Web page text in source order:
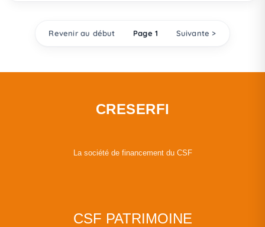
Revenir au début Page 1 Suivante >
CRESERFI
La société de financement du CSF
CSF PATRIMOINE